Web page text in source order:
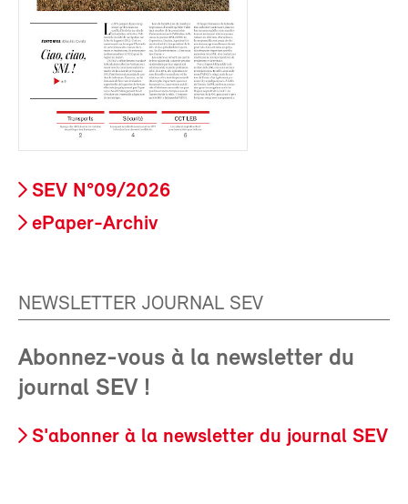
SEV N°09/2026
ePaper-Archiv
NEWSLETTER JOURNAL SEV
Abonnez-vous à la newsletter du
journal SEV !
S'abonner à la newsletter du journal SEV